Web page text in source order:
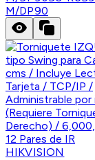
M/DP90
HIKVISION